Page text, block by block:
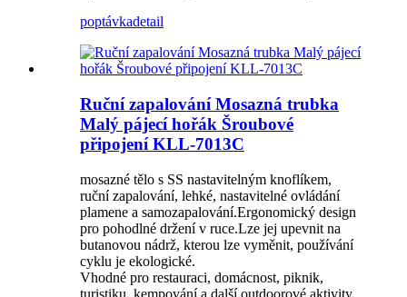
poptávkadetail
Ruční zapalování Mosazná trubka
Malý pájecí hořák Šroubové
připojení KLL-7013C
mosazné tělo s SS nastavitelným knoflíkem,
ruční zapalování, lehké, nastavitelné ovládání
plamene a samozapalování.Ergonomický design
pro pohodlné držení v ruce.Lze jej upevnit na
butanovou nádrž, kterou lze vyměnit, používání
cyklu je ekologické.
Vhodné pro restauraci, domácnost, piknik,
turistiku, kempování a další outdoorové aktivity.